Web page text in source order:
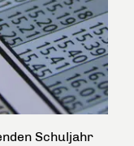
Schuljahr